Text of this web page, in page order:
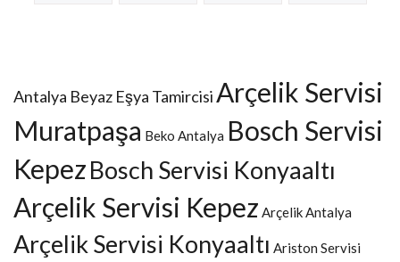
Antalya Beyaz Eşya Tamircisi Arçelik Servisi
Muratpaşa Beko Antalya Bosch Servisi
KepezBosch Servisi Konyaaltı
Arçelik Servisi Kepez Arçelik Antalya
Arçelik Servisi Konyaaltı Ariston Servisi